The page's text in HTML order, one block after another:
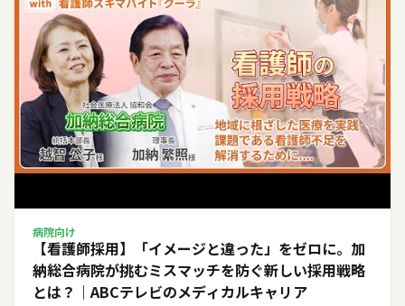
病院向け
【看護師採用】「イメージと違った」をゼロに。加
納総合病院が挑むミスマッチを防ぐ新しい採用戦略
とは？｜ABCテレビのメディカルキャリア